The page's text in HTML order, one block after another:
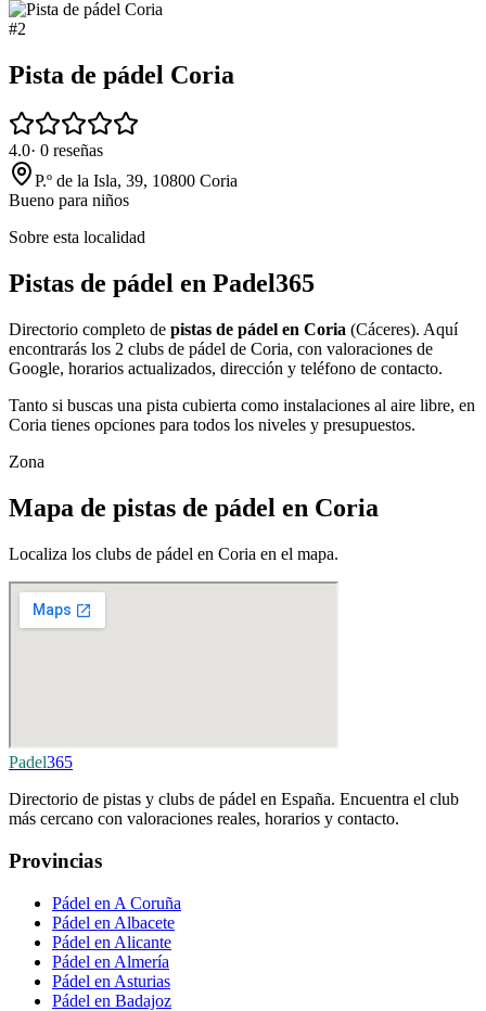
#2
Pista de pádel Coria
4.0· 0 reseñas
P.º de la Isla, 39, 10800 Coria
Bueno para niños
Sobre esta localidad
Pistas de pádel en Padel365
Directorio completo de pistas de pádel en Coria (Cáceres). Aquí
encontrarás los 2 clubs de pádel de Coria, con valoraciones de
Google, horarios actualizados, dirección y teléfono de contacto.
Tanto si buscas una pista cubierta como instalaciones al aire libre, en
Coria tienes opciones para todos los niveles y presupuestos.
Zona
Mapa de pistas de pádel en Coria
Localiza los clubs de pádel en Coria en el mapa.
Padel365
Directorio de pistas y clubs de pádel en España. Encuentra el club
más cercano con valoraciones reales, horarios y contacto.
Provincias
Pádel en A Coruña
Pádel en Albacete
Pádel en Alicante
Pádel en Almería
Pádel en Asturias
Pádel en Badajoz